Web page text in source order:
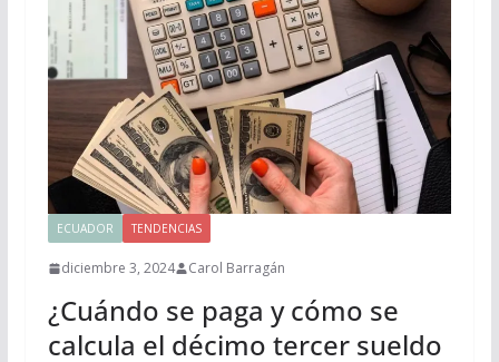
ECUADOR TENDENCIAS
diciembre 3, 2024 Carol Barragán
¿Cuándo se paga y cómo se
calcula el décimo tercer sueldo